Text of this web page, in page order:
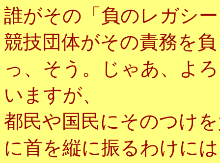
誰がその「負のレガシ
競技団体がその責務を
っ、そう。じゃあ、よ
いますが、
都民や国民にそのつけ
に首を縦に振るわけに